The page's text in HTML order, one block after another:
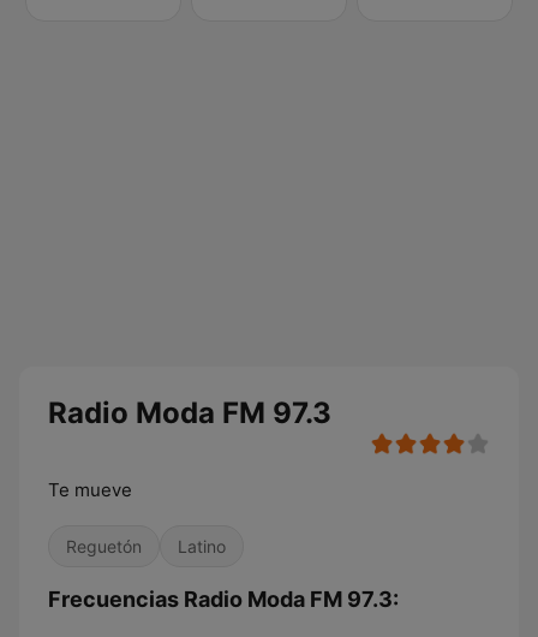
Radio Moda FM 97.3
Te mueve
Reguetón Latino
Frecuencias Radio Moda FM 97.3: